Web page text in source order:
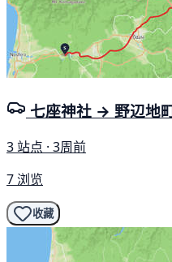
七座神社 → 野辺地
3 站点 · 3周前
7 浏览
收藏